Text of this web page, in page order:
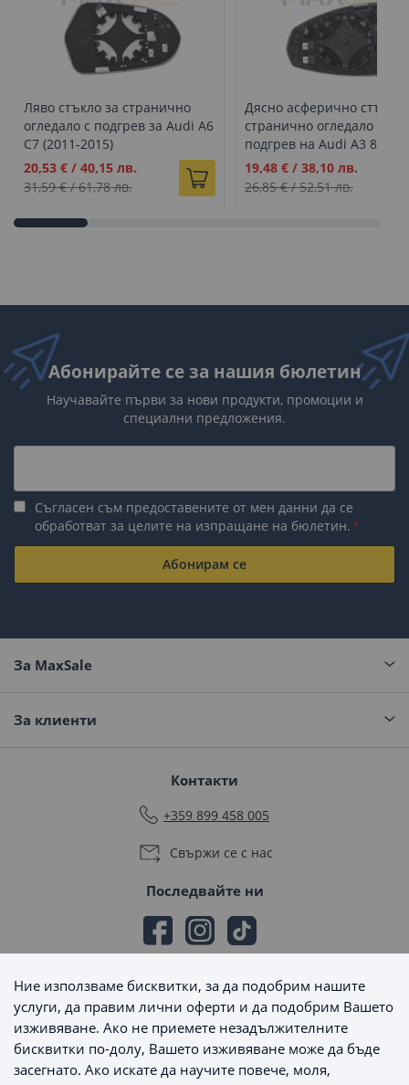
Ляво стъкло за странично
огледало с подгрев за Audi A6
C7 (2011-2015)
Промо
цена
20,53 € / 40,15 лв.
31,59 €/61,78 лв.
Дясно асферично стъкло
странично огледало с
подгрев на Audi A3 8V
2020)
Промо
цена
19,48 €/ 38,10 лв.
26,85 €/52,51 лв.
Абонирайте се за нашия бюлетин
Научавайте първи за нови продукти, промоции и
специални предложения.
Съгласен съм предоставените от мен данни да се
обработват за целите на изпращане на бюлетин.
Абонирам се
За MaxSale
За клиенти
Контакти
+359 899 458 005
Свържи се с нас
Последвайте ни
Начини на плащане
Ние използваме бисквитки, за да подобрим нашите
услуги, да правим лични оферти и да подобрим Вашето
изживяване. Ако не приемете незадължителните
бисквитки по-долу, Вашето изживяване може да бъде
засегнато. Ако искате да научите повече, моля,